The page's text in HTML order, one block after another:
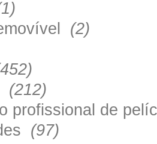
(2)
(212)
profissional de
(97)